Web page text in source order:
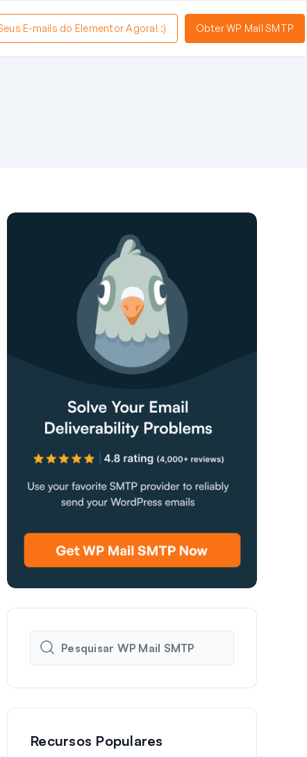
E-mails do Elementor Agora! :) Obter WP Mail SMTP
Recursos Populares